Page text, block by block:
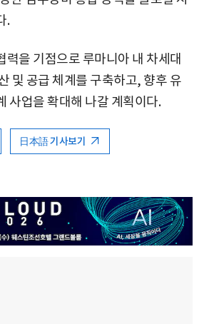
.
력을 기점으로 루마니아 내 차세대
및 공급 체계를 구축하고, 향후 유
사업을 확대해 나갈 계획이다.
日本語 기사보기